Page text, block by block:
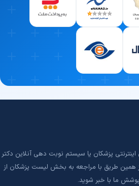
پزشکان یا سیستم نوبت دهی آنلاین دکتر
همین طریق با مراجعه به بخش لیست پزشکان از
ما با خبر شوید.